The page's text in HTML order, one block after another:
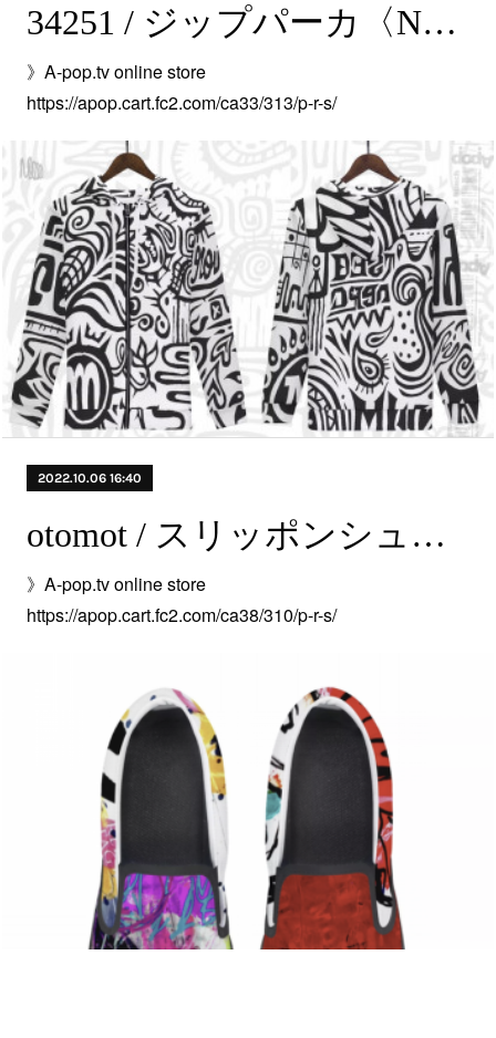
34251 / ジップパーカ〈NEW〉
》A-pop.tv online store
https://apop.cart.fc2.com/ca33/313/p-r-s/
2022.10.06 16:40
otomot / スリッポンシューズ〈NEW〉
》A-pop.tv online store
https://apop.cart.fc2.com/ca38/310/p-r-s/